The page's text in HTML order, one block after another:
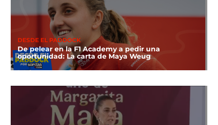
DESDE EL PADDOCK
De pelear en la F1 Academy a pedir una
oportunidad: La carta de Maya Weug